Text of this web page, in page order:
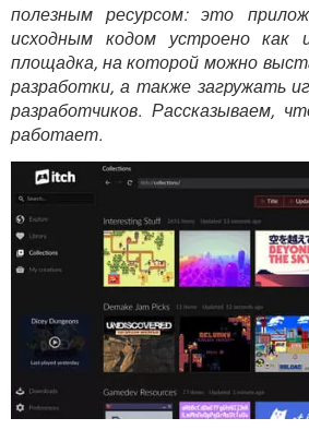
YANDEX
полезным ресурсом: это
исходным кодом устроено как
площадка, на которой можно
разработки, а также загружать
разработчиков. Рассказываем,
работает.